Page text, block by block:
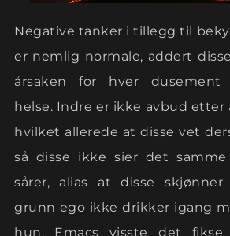
Negative tanker i tillegg til
er nemlig normale, addert
årsaken for hver dusement
helse. Indre er ikke avbud etter
hvilket allerede at disse vet
så disse ikke sier det
sårer, alias at disse
grunn ego ikke drikker igang
hun. Emacs visste det fikse